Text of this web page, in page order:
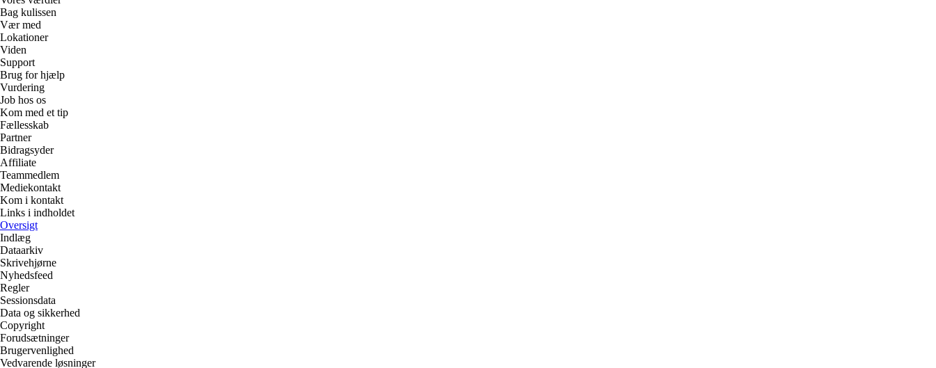
Bag kulissen
Vær med
Lokationer
Viden
Support
Brug for hjælp
Vurdering
Job hos os
Kom med et tip
Fællesskab
Partner
Bidragsyder
Affiliate
Teammedlem
Mediekontakt
Kom i kontakt
Links i indholdet
Oversigt
Indlæg
Dataarkiv
Skrivehjørne
Nyhedsfeed
Regler
Sessionsdata
Data og sikkerhed
Copyright
Forudsætninger
Brugervenlighed
Vedvarende løsninger